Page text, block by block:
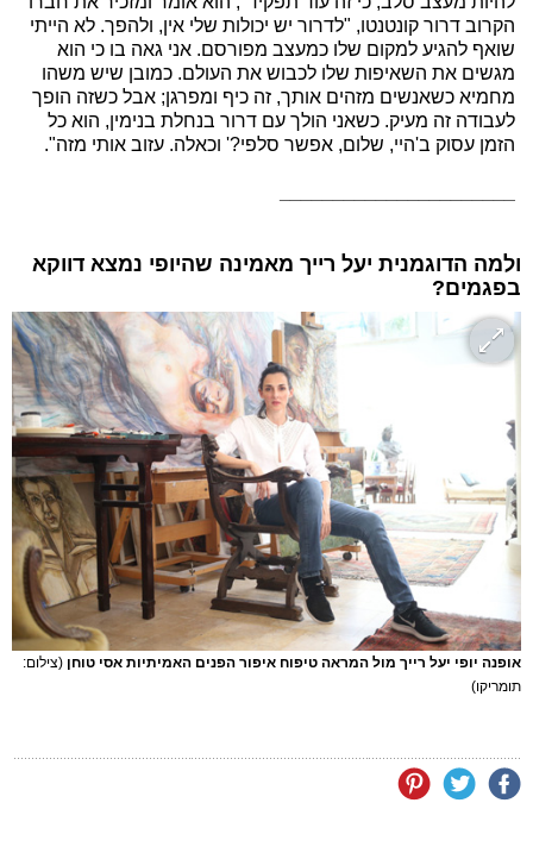
הקרוב דרור קונטנטו, "לדרור יש יכולות שלי אין, ולהפך. לא הייתי
שואף להגיע למקום שלו כמעצב מפורסם. אני גאה בו כי הוא
מגשים את השאיפות שלו לכבוש את העולם. כמובן שיש משהו
מחמיא כשאנשים מזהים אותך, זה כיף ומפרגן; אבל כשזה הופך
לעבודה זה מעיק. כשאני הולך עם דרור בנחלת בנימין, הוא כל
הזמן עסוק ב'היי, שלום, אפשר סלפי?' וכאלה. עזוב אותי מזה".
ולמה הדוגמנית יעל רייך מאמינה שהיופי נמצא דווקא
בפגמים?
אופנה יופי יעל רייך מול המראה טיפוח איפור הפנים האמיתיות אסי טוחן (צילום:
תומריקו)